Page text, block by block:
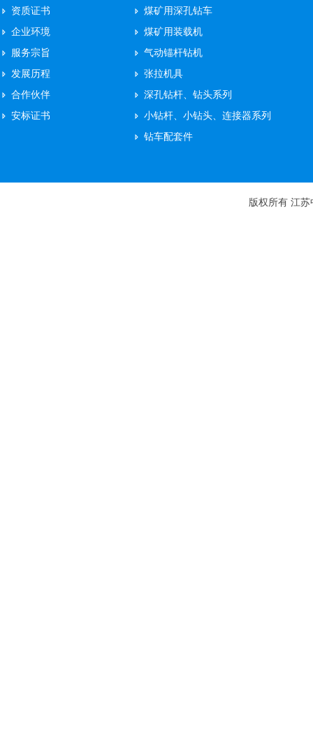
资质证书
企业环境
服务宗旨
发展历程
合作伙伴
安标证书
煤矿用深孔钻车
煤矿用装载机
气动锚杆钻机
张拉机具
深孔钻杆、钻头系列
小钻杆、小钻头、连接器系列
钻车配套件
版权所有 江